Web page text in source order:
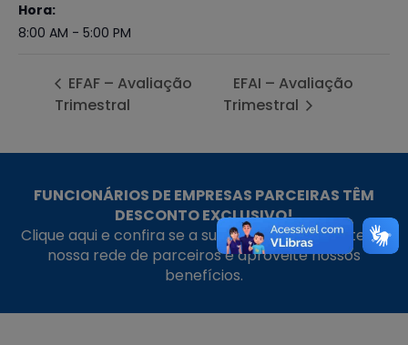
Hora:
8:00 AM - 5:00 PM
EFAF – Avaliação
Trimestral
EFAI – Avaliação
Trimestral
FUNCIONÁRIOS DE EMPRESAS PARCEIRAS TÊM
DESCONTO EXCLUSIVO!
Clique aqui e confira se a sua empresa faz parte da
nossa rede de parceiros e aproveite nossos
benefícios.